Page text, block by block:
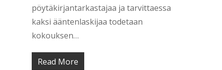
pöytäkirjantarkastajaa ja tarvittaessa
kaksi ääntenlaskijaa todetaan
kokouksen…
Read More